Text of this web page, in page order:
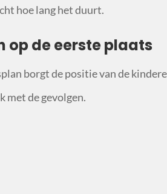
hoe lang het duurt.
op de eerste plaats
borgt de positie van de
met de gevolgen.